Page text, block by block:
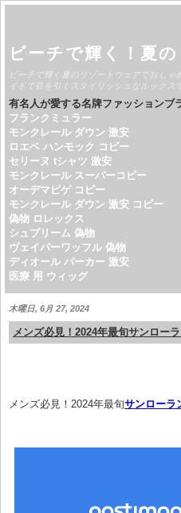
ビーチで輝く！夏
ビーチで輝く夏のリゾートウェアでおし
イドで目を引くスタイリッシュなルックス
有名人が愛する名牌ファッションブ
フランクミュラー
モンクレール ダウン 激安
ロエベ ハンモック コピー
セリーヌ tシャツ 激安
モンクレール スーパーコピー
オーデマピゲ コピー
モンクレール ダウン 激安 コピー
偽物 ロレックス
シュプリーム 偽物
ヴェイパーワッフル 偽物
ディオール パーカー 激安
医療 用 ウィッグ
木曜日, 6月 27, 2024
メンズ必見！2024年最旬サンロー
メンズ必見！2024年最旬サンローラ